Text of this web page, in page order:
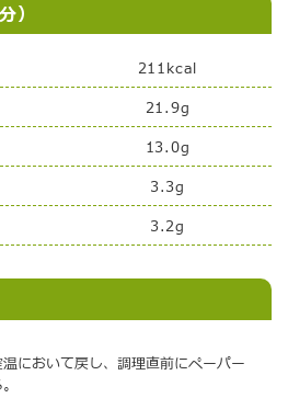
）
211kcal
21.9g
13.0g
3.3g
3.2g
において戻し、調理直前にペーパー